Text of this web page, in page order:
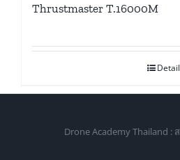
Thrustmaster T.16000M
Drone Academy Thailand :